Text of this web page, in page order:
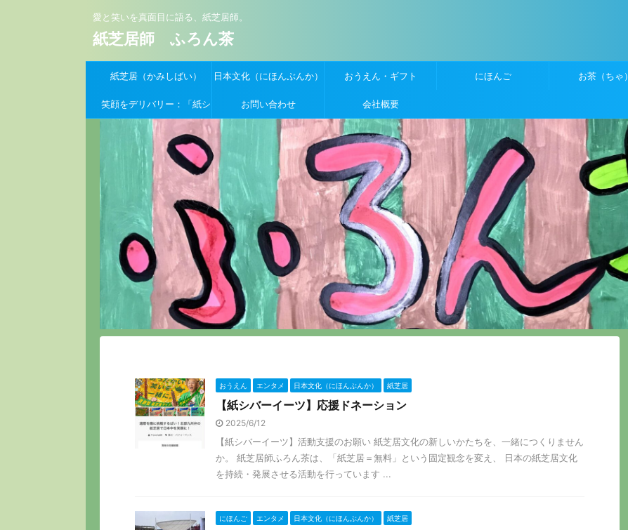
愛と笑いを真面目に語る、紙芝居師。
紙芝居師 ふろん茶
紙芝居（かみしばい） 日本文化（にほんぶんか） おうえん・ギフト にほんご お茶（ちゃ）
笑顔をデリバリー：「紙シ
バーイーツ」支援クーポン
募集開始！
お問い合わせ 会社概要
おうえん エンタメ 日本文化（にほんぶんか） 紙芝居
【紙シバーイーツ】応援ドネーション
2025/6/12
【紙シバーイーツ】活動支援のお願い 紙芝居文化の新しいかたちを、一緒につくりません
か。 紙芝居師ふろん茶は、「紙芝居＝無料」という固定観念を変え、 日本の紙芝居文化
を持続・発展させる活動を行っています ...
にほんご エンタメ 日本文化（にほんぶんか） 紙芝居